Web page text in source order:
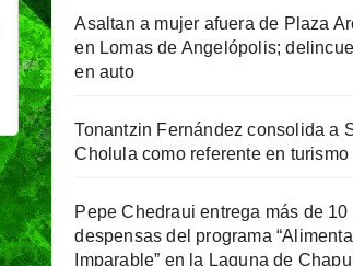
Asaltan a mujer afuera de Plaza
en Lomas de Angelópolis;
en auto
Tonantzin Fernández consolida a
Cholula como referente en
Pepe Chedraui entrega más de 10
despensas del programa
Imparable” en la Laguna de